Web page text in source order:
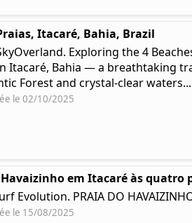
Itacaré, Bahia, Brazil
Exploring the 4
Itacaré, Bahia — a breathtaking
Forest and crystal-clear waters...
le 02/10/2025
em Itacaré às quatro
Evolution. PRAIA DO
le 15/08/2025